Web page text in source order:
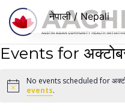
सामग्रीमा जानुहोस्
Events for
Notice
No events scheduled for
events.
नेपाली / Nepali